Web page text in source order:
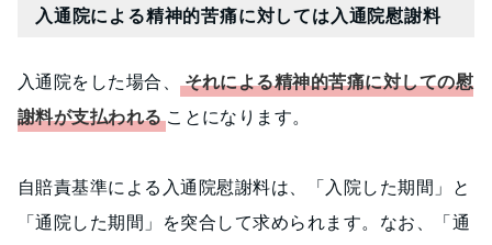
入通院による精神的苦痛に対しては入通院慰謝料
入通院をした場合、それによる精神的苦痛に対しての慰
謝料が支払われる ことになります。
自賠責基準による入通院慰謝料は、「入院した期間」と
「通院した期間」を突合して求められます。なお、「通